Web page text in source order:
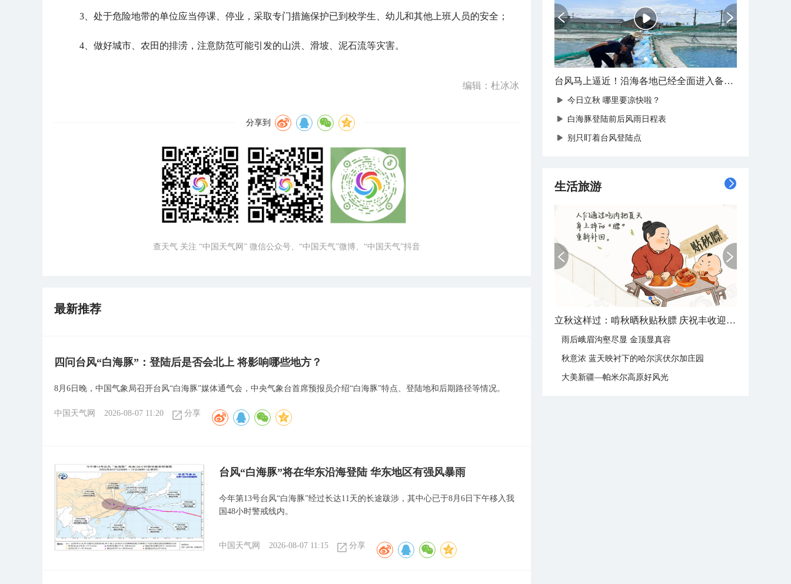
3、处于危险地带的单位应当停课、停业，采取专门措施保护已到校学生、幼儿和其他上班人员的安全；
4、做好城市、农田的排涝，注意防范可能引发的山洪、滑坡、泥石流等灾害。
编辑：杜冰冰
分享到
查天气 关注 “中国天气网” 微信公众号、“中国天气”微博、“中国天气”抖音
最新推荐
四问台风“白海豚”：登陆后是否会北上 将影响哪些地方？
8月6日晚，中国气象局召开台风“白海豚”媒体通气会，中央气象台首席预报员介绍“白海豚”特点、登陆地和后期路径等情况。
中国天气网 2026-08-07 11:20 分享
台风“白海豚”将在华东沿海登陆 华东地区有强风暴雨
今年第13号台风“白海豚”经过长达11天的长途跋涉，其中心已于8月6日下午移入我
国48小时警戒线内。
中国天气网 2026-08-07 11:15 分享
台风马上逼近！沿海各地已经全面进入备战状态
今日立秋 哪里要凉快啦？
白海豚登陆前后风雨日程表
别只盯着台风登陆点
生活旅游
立秋这样过：啃秋晒秋贴秋膘 庆祝丰收迎秋来
雨后峨眉沟壑尽显 金顶显真容
秋意浓 蓝天映衬下的哈尔滨伏尔加庄园
大美新疆—帕米尔高原好风光